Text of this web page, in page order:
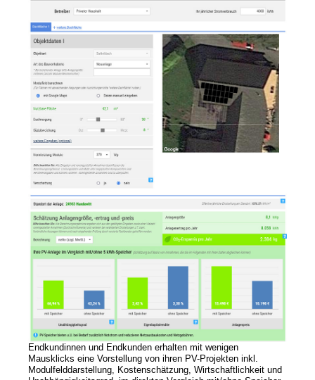
Endkundinnen und Endkunden erhalten mit wenigen
Mausklicks eine Vorstellung von ihren PV-Projekten inkl.
Modulfelddarstellung, Kostenschätzung, Wirtschaftlichkeit und